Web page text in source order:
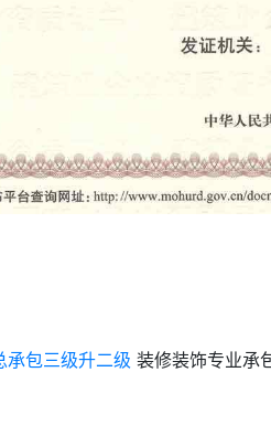
承包三级升二级 装修装饰专业承